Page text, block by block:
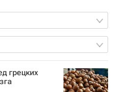
грецких